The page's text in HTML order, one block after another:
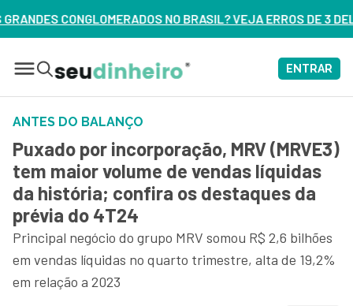
BRASIL? VEJA ERROS DE 3 DELES – ASSISTA AGORA
ENTRAR
ANTES DO BALANÇO
Puxado por incorporação, MRV (MRVE3)
tem maior volume de vendas líquidas
da história; confira os destaques da
prévia do 4T24
Principal negócio do grupo MRV somou R$ 2,6 bilhões
em vendas líquidas no quarto trimestre, alta de 19,2%
em relação a 2023